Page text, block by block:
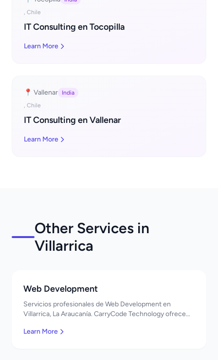
, Chile
IT Consulting en Tocopilla
Learn More
📍 Vallenar
India
, Chile
IT Consulting en Vallenar
Learn More
Other Services in
Villarrica
Web Development
Servicios profesionales de Web Development en
Villarrica, La Araucanía. CarryCode Technology ofrece
Learn More